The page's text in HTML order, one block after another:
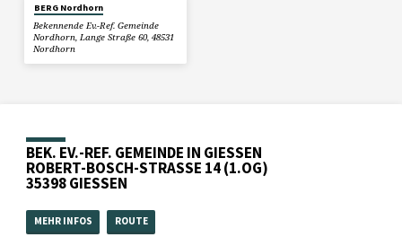
BERG Nordhorn
Bekennende Ev.-Ref. Gemeinde
Nordhorn, Lange Straße 60, 48531
Nordhorn
BEK. EV.-REF. GEMEINDE IN GIESSEN
ROBERT-BOSCH-STRASSE 14 (1.OG)
35398 GIESSEN
MEHR INFOS ROUTE